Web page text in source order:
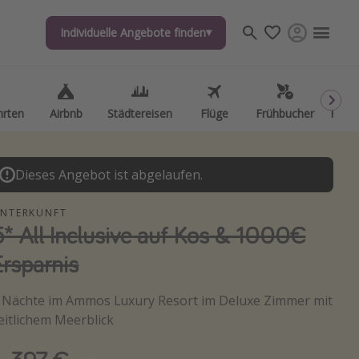
Individuelle Angebote finden
Airbnb Städtereisen Flüge Frühbucher
Individuelle Angebote finden
Airbnb Städtereisen Flüge Frühbucher
Dieses Angebot ist abgelaufen.
All Inclusive auf Kos & 1000€
Nächte im Ammos Luxury Resort im Deluxe Zimmer mit
Meerblick